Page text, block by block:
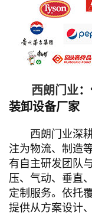
西朗门业
装卸设备厂家
西朗门业深耕
注为物流、制造
有自主研发团队
压、气动、垂直
定制服务。依托
提供从方案设计